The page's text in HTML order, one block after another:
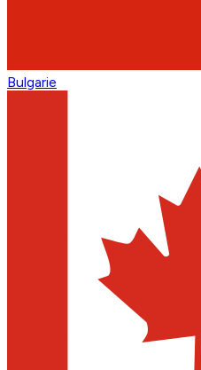
Bulgarie